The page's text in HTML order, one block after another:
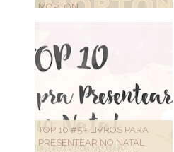
MORTON
TOP 10 #5 - LIVROS PARA
PRESENTEAR NO NATAL